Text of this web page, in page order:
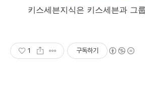
키스세븐지식은 키스세븐과 그
1 구독하기